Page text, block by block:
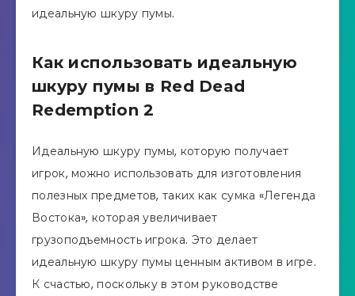
идеальную шкуру пумы.
Как использовать идеальную
шкуру пумы в Red Dead
Redemption 2
Идеальную шкуру пумы, которую получает
игрок, можно использовать для изготовления
полезных предметов, таких как сумка «Легенда
Востока», которая увеличивает
грузоподъемность игрока. Это делает
идеальную шкуру пумы ценным активом в игре.
К счастью, поскольку в этом руководстве